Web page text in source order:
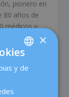
pionero en
80 años de
médicos y
es cuidar la
de su vida, y
tecnologías.
SPANISH
×
y de